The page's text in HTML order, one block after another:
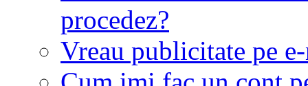
procedez?
Vreau publicitate pe